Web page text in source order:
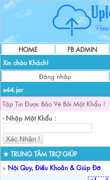
HOME FB ADMIN
Xin chào Khách!
Đăng nhập
x44.jar
Tập Tin Được Bảo Vệ Bởi Mật Khẩu !
- Nhập Mật Khẩu :
★ TRUNG TÂM TRỢ GIÚP
» Nội Quy, Điều Khoản & Giúp Đỡ